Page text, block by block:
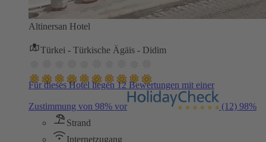
Altinersan Hotel
Türkei - Türkische Ägäis - Didim
Für dieses Hotel liegen 12 Bewertungen mit einer
Zustimmung von 98% vor (12) 98%
Strand
Internetzugang